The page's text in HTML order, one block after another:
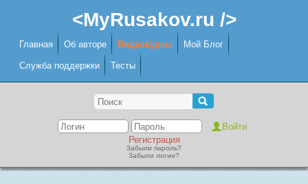
<MyRusakov.ru />
Главная Об авторе Видеокурсы Мой Блог
Служба поддержки Тесты
Регистрация
Забыли пароль?
Забыли логин?